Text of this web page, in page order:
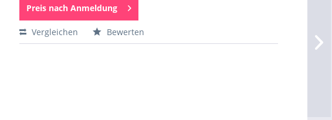
Preis nach Anmeldung
Vergleichen Bewerten